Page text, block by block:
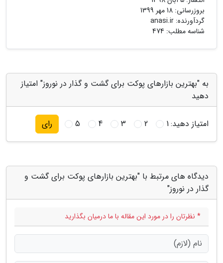
بروزرسانی: 18 مهر 1399
گردآورنده: anasi.ir
شناسه مطلب: 474
به "بهترین بازارهای پوکت برای گشت و گذار در نوروز" امتیاز
دهید
امتیاز دهید:1
2
3
4
5 رای
دیدگاه های مرتبط با "بهترین بازارهای پوکت برای گشت و
گذار در نوروز"
* نظرتان را در مورد این مقاله با ما درمیان بگذارید